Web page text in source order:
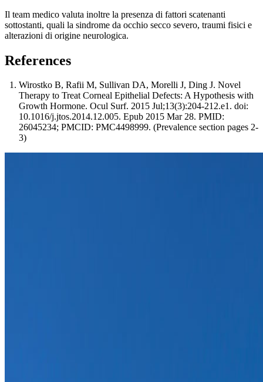
Il team medico valuta inoltre la presenza di fattori scatenanti
sottostanti, quali la sindrome da occhio secco severo, traumi fisici e
alterazioni di origine neurologica.
References
Wirostko B, Rafii M, Sullivan DA, Morelli J, Ding J. Novel
Therapy to Treat Corneal Epithelial Defects: A Hypothesis with
Growth Hormone. Ocul Surf. 2015 Jul;13(3):204-212.e1. doi:
10.1016/j.jtos.2014.12.005. Epub 2015 Mar 28. PMID:
26045234; PMCID: PMC4498999. (Prevalence section pages 2-
3)